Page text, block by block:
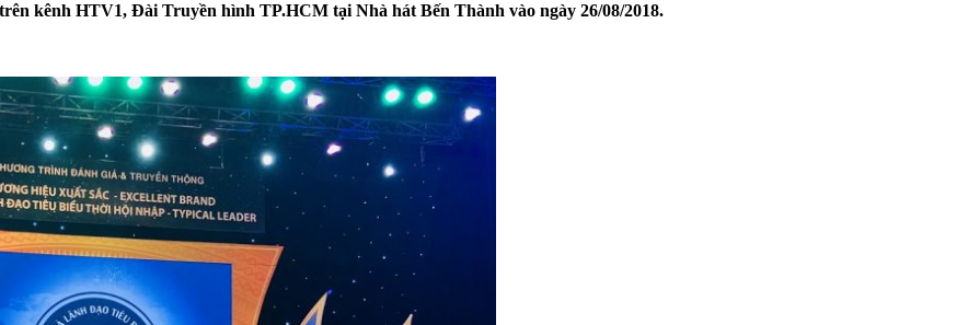
kênh HTV1, Đài Truyền hình TP.HCM tại Nhà hát Bến Thành vào ngày 26/08/2018.